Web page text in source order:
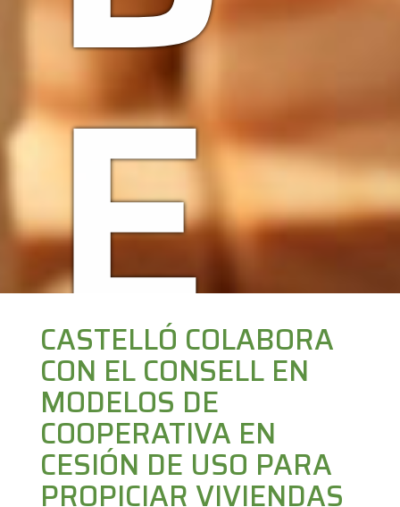
E
CASTELLÓ COLABORA
CON EL CONSELL EN
MODELOS DE
COOPERATIVA EN
CESIÓN DE USO PARA
PROPICIAR VIVIENDAS